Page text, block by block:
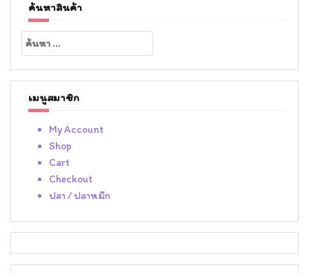
ค้นหาสินค้า
ค้นหา
สำหรับ:
เมนูสมาชิก
My Account
Shop
Cart
Checkout
ปลา / ปลาหมึก